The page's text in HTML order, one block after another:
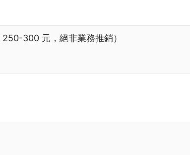
300 元，絕非業務推銷）